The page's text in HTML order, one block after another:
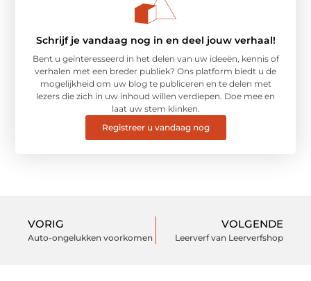
Schrijf je vandaag nog in en deel jouw verhaal!
Bent u geïnteresseerd in het delen van uw ideeën, kennis of
verhalen met een breder publiek? Ons platform biedt u de
mogelijkheid om uw blog te publiceren en te delen met
lezers die zich in uw inhoud willen verdiepen. Doe mee en
laat uw stem klinken.
Registreer u vandaag nog
VORIG
Auto-ongelukken voorkomen
VOLGENDE
Leerverf van Leerverfshop